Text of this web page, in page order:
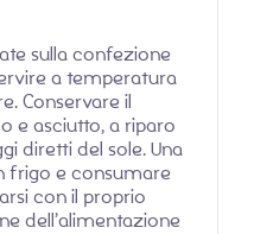
sulla confezione
a temperatura
Conservare il
e asciutto, a riparo
diretti del sole. Una
frigo e consumare
con il proprio
dell’alimentazione